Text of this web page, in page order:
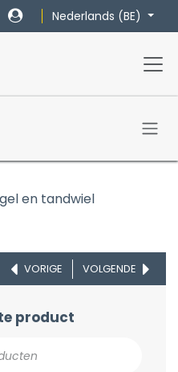
Nederlands (BE)
en tandwiel
VORIGE VOLGENDE
product